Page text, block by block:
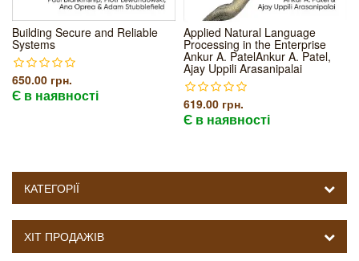
Building Secure and Reliable
Systems
650.00 грн.
Є в наявності
Applied Natural Language
Processing in the Enterprise
Ankur A. PatelAnkur A. Patel,
Ajay Uppili Arasanipalai
619.00 грн.
Є в наявності
КАТЕГОРІЇ
ХІТ ПРОДАЖІВ